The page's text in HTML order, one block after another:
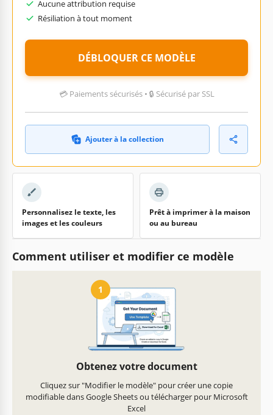
Aucune attribution requise
Résiliation à tout moment
DÉBLOQUER CE MODÈLE
💳 Paiements sécurisés • 🔒 Sécurisé par SSL
Ajouter à la collection
Personnalisez le texte, les
images et les couleurs
Prêt à imprimer à la maison
ou au bureau
Comment utiliser et modifier ce modèle
1
Obtenez votre document
Cliquez sur "Modifier le modèle" pour créer une copie
modifiable dans Google Sheets ou télécharger pour Microsoft
Excel